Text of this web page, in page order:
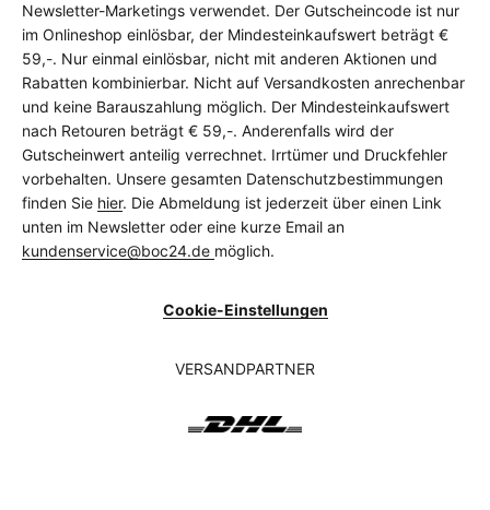
Newsletter-Marketings verwendet. Der Gutscheincode ist nur
im Onlineshop einlösbar, der Mindesteinkaufswert beträgt €
59,-. Nur einmal einlösbar, nicht mit anderen Aktionen und
Rabatten kombinierbar. Nicht auf Versandkosten anrechenbar
und keine Barauszahlung möglich. Der Mindesteinkaufswert
nach Retouren beträgt € 59,-. Anderenfalls wird der
Gutscheinwert anteilig verrechnet. Irrtümer und Druckfehler
vorbehalten. Unsere gesamten Datenschutzbestimmungen
finden Sie hier. Die Abmeldung ist jederzeit über einen Link
unten im Newsletter oder eine kurze Email an
kundenservice@boc24.de möglich.
Cookie-Einstellungen
VERSANDPARTNER